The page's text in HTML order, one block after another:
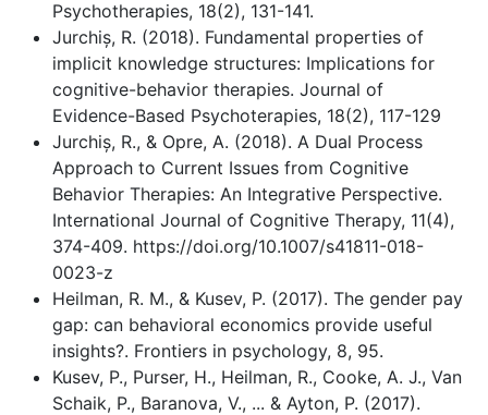
Psychotherapies, 18(2), 131-141.
Jurchiș, R. (2018). Fundamental properties of
implicit knowledge structures: Implications for
cognitive-behavior therapies. Journal of
Evidence-Based Psychoterapies, 18(2), 117-129
Jurchiș, R., & Opre, A. (2018). A Dual Process
Approach to Current Issues from Cognitive
Behavior Therapies: An Integrative Perspective.
International Journal of Cognitive Therapy, 11(4),
374-409. https://doi.org/10.1007/s41811-018-
0023-z
Heilman, R. M., & Kusev, P. (2017). The gender pay
gap: can behavioral economics provide useful
insights?. Frontiers in psychology, 8, 95.
Kusev, P., Purser, H., Heilman, R., Cooke, A. J., Van
Schaik, P., Baranova, V., ... & Ayton, P. (2017).